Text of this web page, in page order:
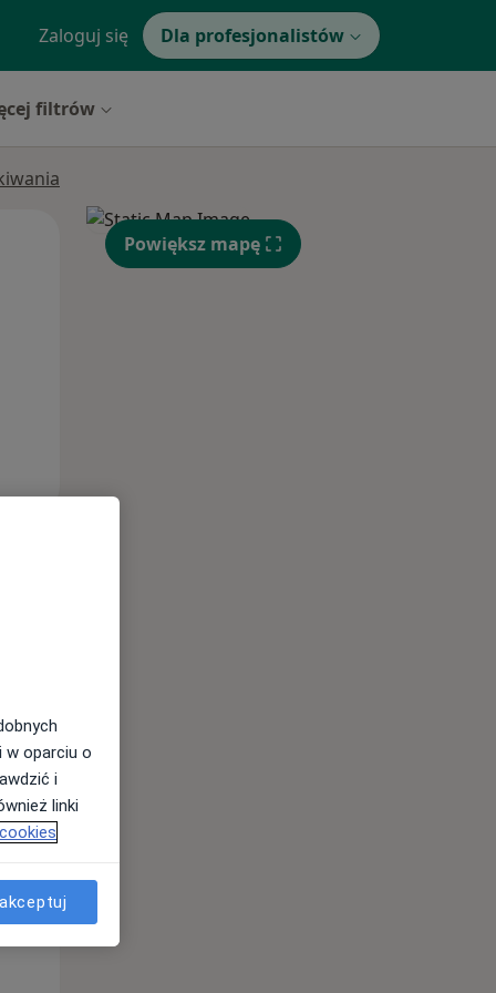
Zaloguj się Dla profesjonalistów
filtrów
Śr, Czw,
Wt,
Powiększ mapę
w oparciu o
i
linki